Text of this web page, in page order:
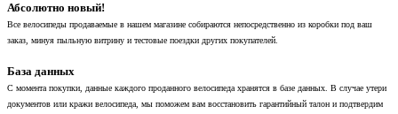
Абсолютно новый!
Все велосипеды продаваемые в нашем магазине собираются непосредственно из коробки под ваш
заказ, минуя пыльную витрину и тестовые поездки других покупателей.
База данных
С момента покупки, данные каждого проданного велосипеда хранятся в базе данных. В случае утери
документов или кражи велосипеда, мы поможем вам восстановить гарантийный талон и подтвердим